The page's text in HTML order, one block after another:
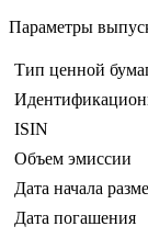
Параметры
Тип ценной
ISIN
Объем эмиссии
Дата начала
Дата погашения